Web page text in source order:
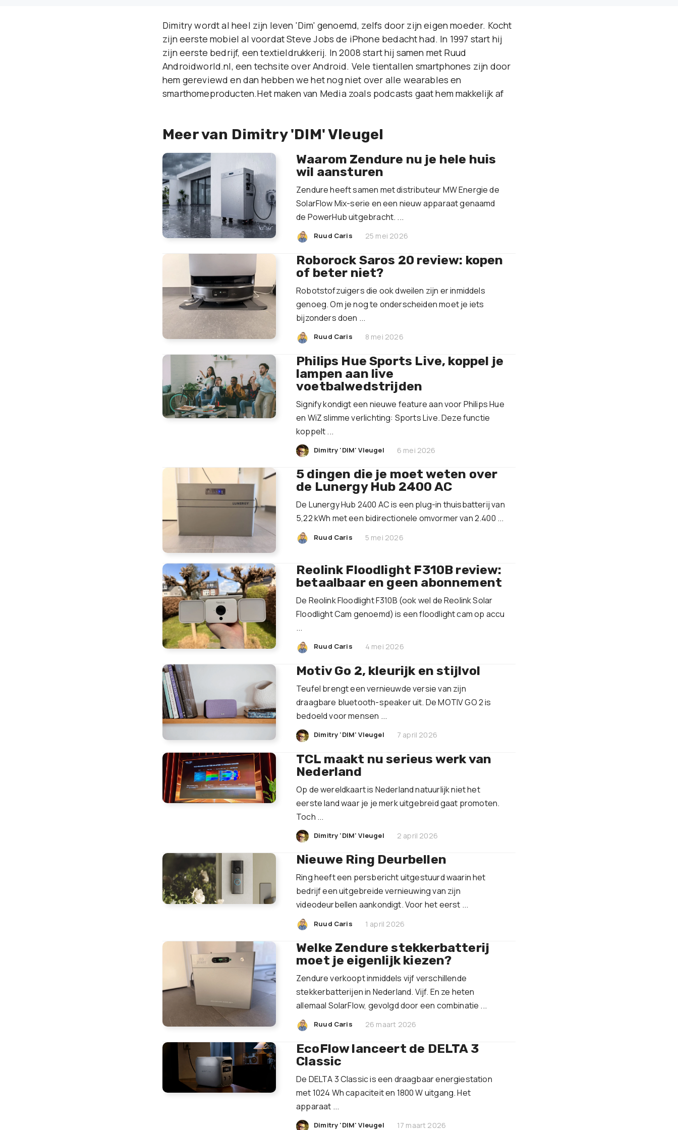
Dimitry wordt al heel zijn leven 'Dim' genoemd, zelfs door zijn eigen moeder. Kocht
zijn eerste mobiel al voordat Steve Jobs de iPhone bedacht had. In 1997 start hij
zijn eerste bedrijf, een textieldrukkerij. In 2008 start hij samen met Ruud
Androidworld.nl, een techsite over Android. Vele tientallen smartphones zijn door
hem gereviewd en dan hebben we het nog niet over alle wearables en
smarthomeproducten.Het maken van Media zoals podcasts gaat hem makkelijk af
Meer van Dimitry 'DIM' Vleugel
Waarom Zendure nu je hele huis
wil aansturen
Zendure heeft samen met distributeur MW Energie de
SolarFlow Mix-serie en een nieuw apparaat genaamd
de PowerHub uitgebracht. ...
Ruud Caris 25 mei 2026
Roborock Saros 20 review: kopen
of beter niet?
Robotstofzuigers die ook dweilen zijn er inmiddels
genoeg. Om je nog te onderscheiden moet je iets
bijzonders doen ...
Ruud Caris 8 mei 2026
Philips Hue Sports Live, koppel je
lampen aan live
voetbalwedstrijden
Signify kondigt een nieuwe feature aan voor Philips Hue
en WiZ slimme verlichting: Sports Live. Deze functie
koppelt ...
Dimitry 'DIM' Vleugel 6 mei 2026
5 dingen die je moet weten over
de Lunergy Hub 2400 AC
De Lunergy Hub 2400 AC is een plug-in thuisbatterij van
5,22 kWh met een bidirectionele omvormer van 2.400 ...
Ruud Caris 5 mei 2026
Reolink Floodlight F310B review:
betaalbaar en geen abonnement
De Reolink Floodlight F310B (ook wel de Reolink Solar
Floodlight Cam genoemd) is een floodlight cam op accu
...
Ruud Caris 4 mei 2026
Motiv Go 2, kleurijk en stijlvol
Teufel brengt een vernieuwde versie van zijn
draagbare bluetooth-speaker uit. De MOTIV GO 2 is
bedoeld voor mensen ...
Dimitry 'DIM' Vleugel 7 april 2026
TCL maakt nu serieus werk van
Nederland
Op de wereldkaart is Nederland natuurlijk niet het
eerste land waar je je merk uitgebreid gaat promoten.
Toch ...
Dimitry 'DIM' Vleugel 2 april 2026
Nieuwe Ring Deurbellen
Ring heeft een persbericht uitgestuurd waarin het
bedrijf een uitgebreide vernieuwing van zijn
videodeurbellen aankondigt. Voor het eerst ...
Ruud Caris 1 april 2026
Welke Zendure stekkerbatterij
moet je eigenlijk kiezen?
Zendure verkoopt inmiddels vijf verschillende
stekkerbatterijen in Nederland. Vijf. En ze heten
allemaal SolarFlow, gevolgd door een combinatie ...
Ruud Caris 26 maart 2026
EcoFlow lanceert de DELTA 3
Classic
De DELTA 3 Classic is een draagbaar energiestation
met 1024 Wh capaciteit en 1800 W uitgang. Het
apparaat ...
Dimitry 'DIM' Vleugel 17 maart 2026